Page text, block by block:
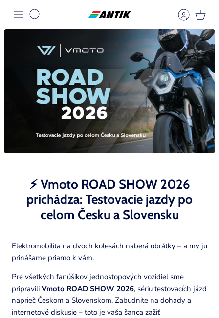
obsah
Hledat
Zobraziť stránku
Zobraziť stránku
Zobraziť stránku
Zobraziť stránku
Zobraziť stránku
Zobraziť stránku
⚡ Vmoto ROAD SHOW 2026
prichádza: Testovacie jazdy po
celom Česku a Slovensku
Elektromobilita na dvoch kolesách naberá obrátky – a my ju
prinášame priamo k vám.
Pre všetkých fanúšikov jednostopových vozidiel sme
pripravili Vmoto ROAD SHOW 2026, sériu testovacích jázd
naprieč Českom a Slovenskom. Zabudnite na dohady a
internetové diskusie – toto je vaša šanca zažiť